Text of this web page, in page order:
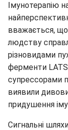
Імунотерапію
вважається, що
людству
різновидами
ферменти
супрессорами
виявили
придушення
Сигнальні